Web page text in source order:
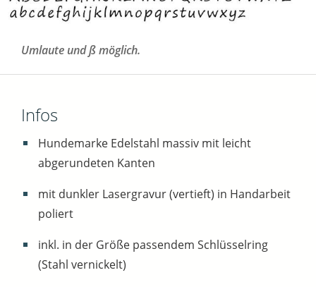
Umlaute und ß möglich.
Infos
Hundemarke Edelstahl massiv mit leicht
abgerundeten Kanten
mit dunkler Lasergravur (vertieft) in Handarbeit
poliert
inkl. in der Größe passendem Schlüsselring
(Stahl vernickelt)